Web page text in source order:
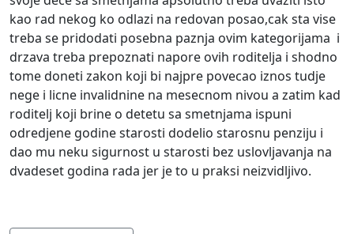
kao rad nekog ko odlazi na redovan posao,cak sta vise
treba se pridodati posebna paznja ovim kategorijama i
drzava treba prepoznati napore ovih roditelja i shodno
tome doneti zakon koji bi najpre povecao iznos tudje
nege i licne invalidnine na mesecnom nivou a zatim kad
roditelj koji brine o detetu sa smetnjama ispuni
odredjene godine starosti dodelio starosnu penziju i
dao mu neku sigurnost u starosti bez uslovljavanja na
dvadeset godina rada jer je to u praksi neizvidljivo.